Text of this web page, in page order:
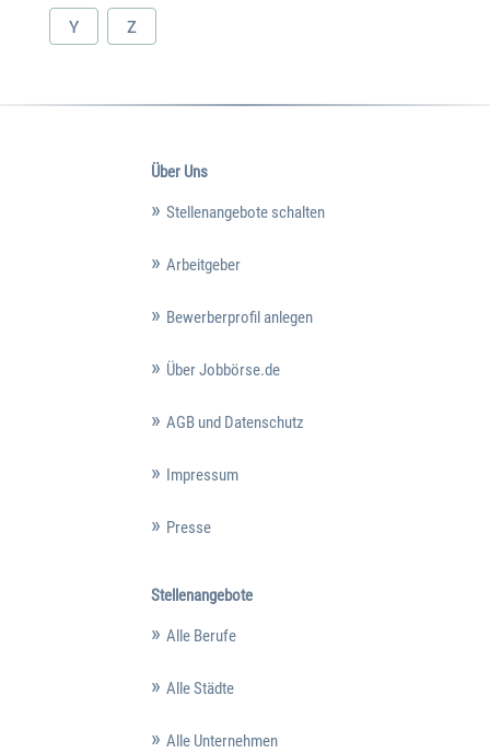
Y Z
Über Uns
Stellenangebote schalten
Arbeitgeber
Bewerberprofil anlegen
Über Jobbörse.de
AGB und Datenschutz
Impressum
Presse
Stellenangebote
Alle Berufe
Alle Städte
Alle Unternehmen